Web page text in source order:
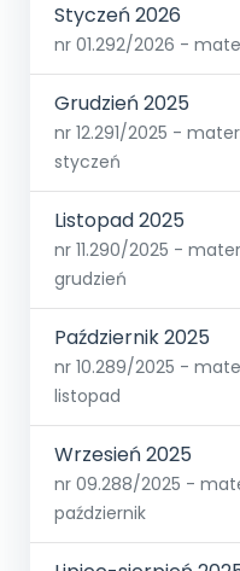
Styczeń 2026
nr 01.292/2026 -
Grudzień 2025
nr 12.291/2025 -
styczeń
Listopad 2025
nr 11.290/2025 -
grudzień
Październik 2025
nr 10.289/2025 -
listopad
Wrzesień 2025
nr 09.288/2025 -
październik